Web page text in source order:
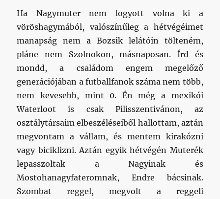
Ha Nagymuter nem fogyott volna ki a
vöröshagymából, valószínűleg a hétvégéimet
manapság nem a Bozsik lelátóin tölteném,
pláne nem Szolnokon, másnaposan. Írd és
mondd, a családom engem megelőző
generációjában a futballfanok száma nem több,
nem kevesebb, mint 0. Én még a mexikói
Waterloot is csak Pilisszentivánon, az
osztálytársaim elbeszéléseiből hallottam, aztán
megvontam a vállam, és mentem kirakózni
vagy biciklizni. Aztán egyik hétvégén Muterék
lepasszoltak a Nagyinak és
Mostohanagyfateromnak, Endre bácsinak.
Szombat reggel, megvolt a reggeli